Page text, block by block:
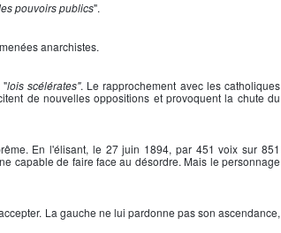
pouvoirs publics".
anarchistes.
"lois scélérates". Le rapprochement avec les catholiques
de nouvelles oppositions et provoquent la chute du
En l'élisant, le 27 juin 1894, par 451 voix sur 851
capable de faire face au désordre. Mais le personnage
La gauche ne lui pardonne pas son ascendance,